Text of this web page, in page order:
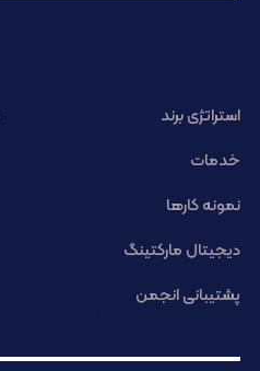
استراتژی برند
خدمات
نمونه کارها
دیجیتال مارکتینگ
پشتیبانی انجمن